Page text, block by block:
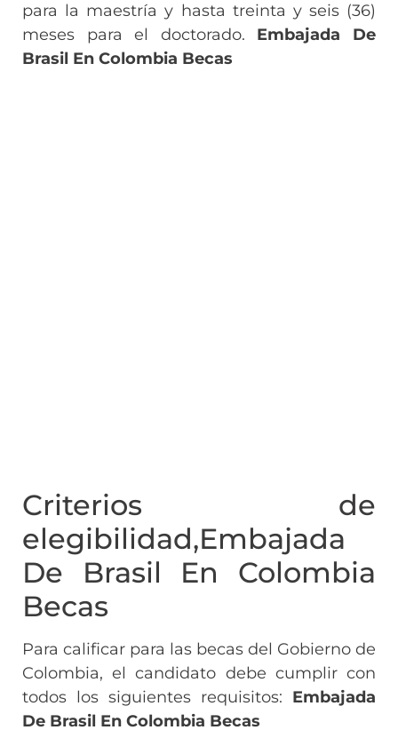
para la maestría y hasta treinta y seis (36)
meses para el doctorado. Embajada De
Brasil En Colombia Becas
Criterios de
elegibilidad,Embajada
De Brasil En Colombia
Becas
Para calificar para las becas del Gobierno de
Colombia, el candidato debe cumplir con
todos los siguientes requisitos: Embajada
De Brasil En Colombia Becas